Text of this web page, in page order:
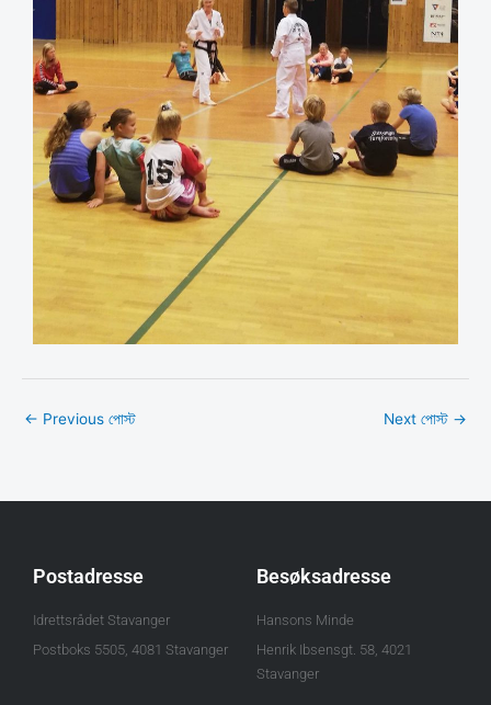
← Previous পোস্ট Next পোস্ট →
Postadresse
Idrettsrådet Stavanger
Postboks 5505, 4081 Stavanger
Besøksadresse
Hansons Minde
Henrik Ibsensgt. 58, 4021
Stavanger